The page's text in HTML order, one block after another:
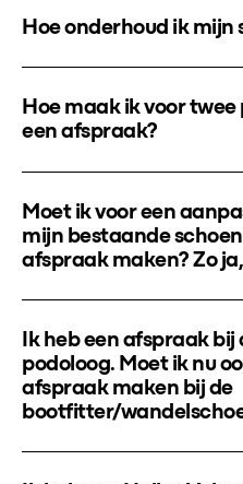
Hoe onderhoud ik mijn
Hoe maak ik voor twee
een afspraak?
Moet ik voor een
mijn bestaande
afspraak maken? Zo
Ik heb een afspraak bij
podoloog. Moet ik nu
afspraak maken bij de
bootfitter/